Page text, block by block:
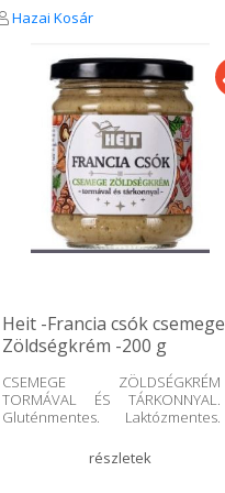
1,6g, Rost : 2,8g Gluténmentes.
Laktózmentes. Vegán. Hőkezelt.
üzemben készült.
Hazai Kosár
Heit -Francia csók csemege
Zöldségkrém -200 g
CSEMEGE ZÖLDSÉGKRÉM
TORMÁVAL ÉS TÁRKONNYAL.
Gluténmentes. Laktózmentes.
Élvezd a kifinomult ízeket Francia